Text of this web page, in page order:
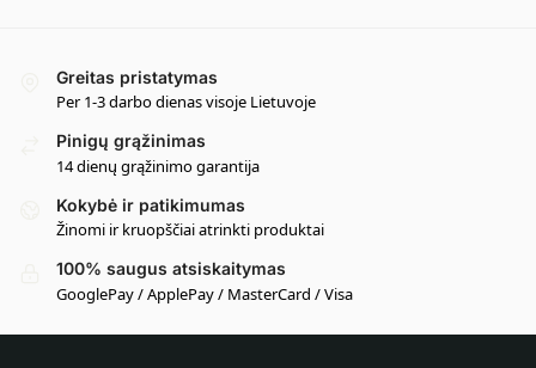
Greitas pristatymas
Per 1-3 darbo dienas visoje Lietuvoje
Pinigų grąžinimas
14 dienų grąžinimo garantija
Kokybė ir patikimumas
Žinomi ir kruopščiai atrinkti produktai
100% saugus atsiskaitymas
GooglePay / ApplePay / MasterCard / Visa